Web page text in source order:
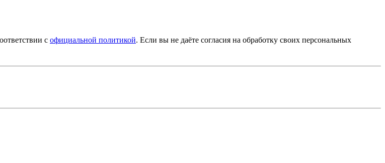
с официальной политикой. Если вы не даёте согласия на обработку своих персональных